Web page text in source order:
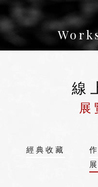
線
展
經典收藏